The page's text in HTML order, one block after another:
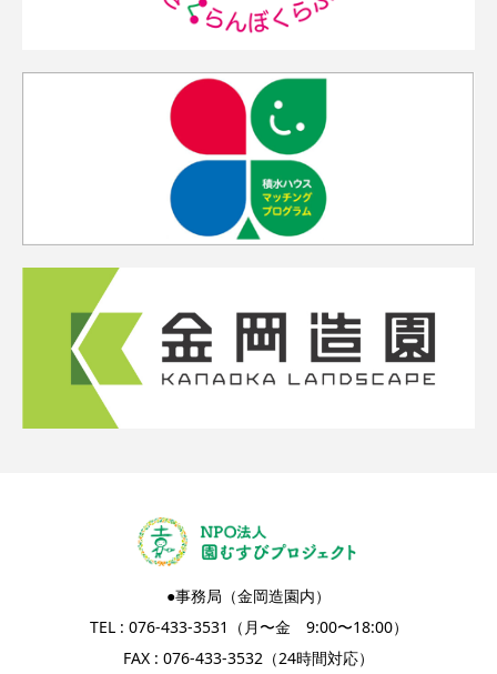
●事務局（金岡造園内）
TEL : 076-433-3531（月〜金 9:00〜18:00）
FAX : 076-433-3532（24時間対応）